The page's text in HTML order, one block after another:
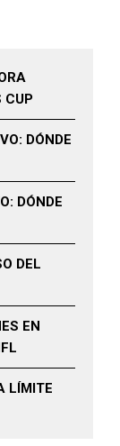
CUP
DÓNDE
DÓNDE
DEL
EN
LÍMITE